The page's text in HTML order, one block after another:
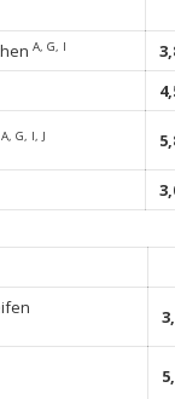
A, G, I
A, G, I, J